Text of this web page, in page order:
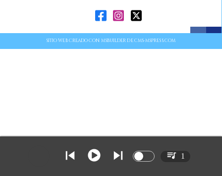
SITIO WEB CREADO CON MSBUILDER DE CMS-MSPRESS.COM
1